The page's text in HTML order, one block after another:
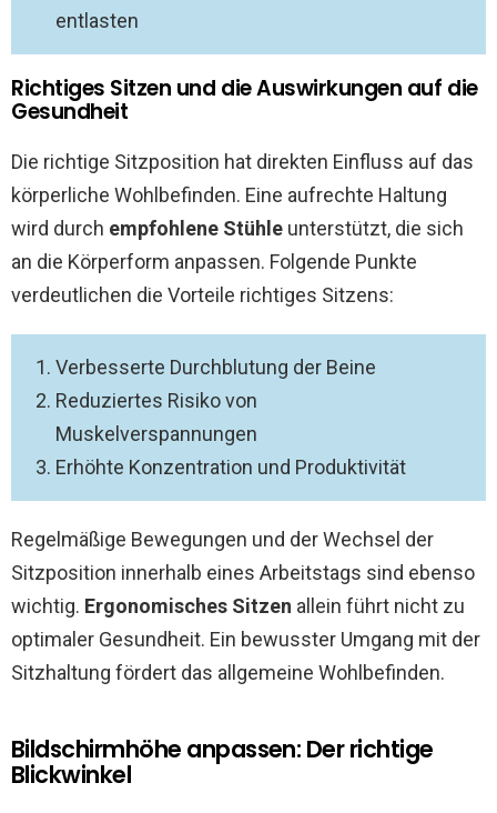
entlasten
Richtiges Sitzen und die Auswirkungen auf die
Gesundheit
Die richtige Sitzposition hat direkten Einfluss auf das
körperliche Wohlbefinden. Eine aufrechte Haltung
wird durch empfohlene Stühle unterstützt, die sich
an die Körperform anpassen. Folgende Punkte
verdeutlichen die Vorteile richtiges Sitzens:
Verbesserte Durchblutung der Beine
Reduziertes Risiko von
Muskelverspannungen
Erhöhte Konzentration und Produktivität
Regelmäßige Bewegungen und der Wechsel der
Sitzposition innerhalb eines Arbeitstags sind ebenso
wichtig. Ergonomisches Sitzen allein führt nicht zu
optimaler Gesundheit. Ein bewusster Umgang mit der
Sitzhaltung fördert das allgemeine Wohlbefinden.
Bildschirmhöhe anpassen: Der richtige
Blickwinkel